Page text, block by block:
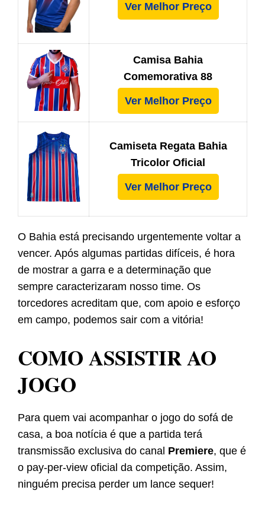
Ver Melhor Preço
Camisa Bahia
Comemorativa 88
Ver Melhor Preço
Camiseta Regata Bahia
Tricolor Oficial
Ver Melhor Preço
O Bahia está precisando urgentemente voltar a
vencer. Após algumas partidas difíceis, é hora
de mostrar a garra e a determinação que
sempre caracterizaram nosso time. Os
torcedores acreditam que, com apoio e esforço
em campo, podemos sair com a vitória!
COMO ASSISTIR AO
JOGO
Para quem vai acompanhar o jogo do sofá de
casa, a boa notícia é que a partida terá
transmissão exclusiva do canal Premiere, que é
o pay-per-view oficial da competição. Assim,
ninguém precisa perder um lance sequer!